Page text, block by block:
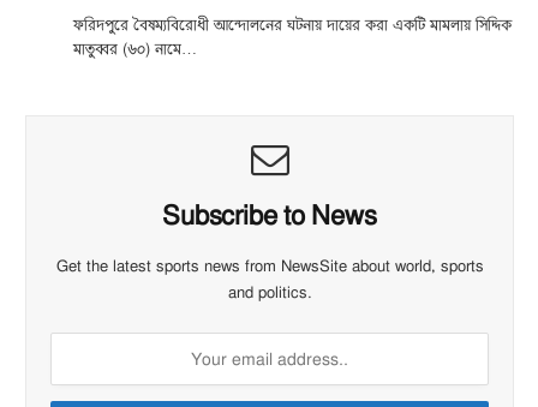
ফরিদপুরে বৈষম্যবিরোধী আন্দোলনের ঘটনায় দায়ের করা একটি মামলায় সিদ্দিক
মাতুব্বর (৬০) নামে…
Subscribe to News
Get the latest sports news from NewsSite about world, sports
and politics.